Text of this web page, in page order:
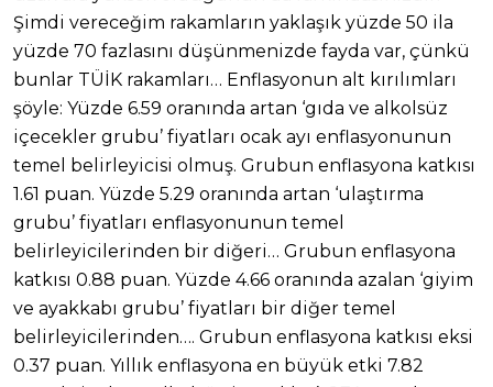
Şimdi vereceğim rakamların yaklaşık yüzde 50 ila
yüzde 70 fazlasını düşünmenizde fayda var, çünkü
bunlar TÜİK rakamları… Enflasyonun alt kırılımları
şöyle: Yüzde 6.59 oranında artan ‘gıda ve alkolsüz
içecekler grubu’ fiyatları ocak ayı enflasyonunun
temel belirleyicisi olmuş. Grubun enflasyona katkısı
1.61 puan. Yüzde 5.29 oranında artan ‘ulaştırma
grubu’ fiyatları enflasyonunun temel
belirleyicilerinden bir diğeri… Grubun enflasyona
katkısı 0.88 puan. Yüzde 4.66 oranında azalan ‘giyim
ve ayakkabı grubu’ fiyatları bir diğer temel
belirleyicilerinden…. Grubun enflasyona katkısı eksi
0.37 puan. Yıllık enflasyona en büyük etki 7.82